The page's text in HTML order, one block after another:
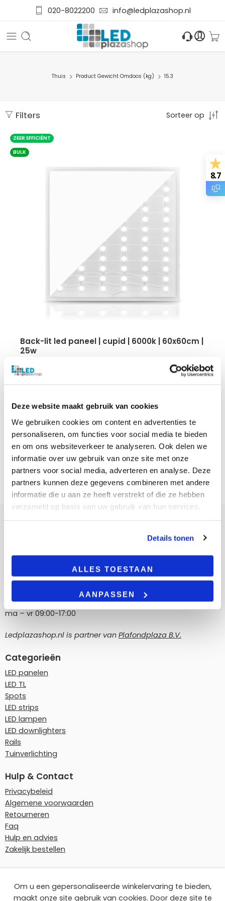
Deze website maakt gebruik van cookies
We gebruiken cookies om content en advertenties te
personaliseren, om functies voor social media te bieden
en om ons websiteverkeer te analyseren. Ook delen we
informatie over uw gebruik van onze site met onze
partners voor social media, adverteren en analyse. Deze
partners kunnen deze gegevens combineren met andere
informatie die u aan ze heeft verstrekt of die ze hebben
verzameld op basis van uw gebruik van hun services.
Details tonen
ALLES TOESTAAN
AANPASSEN
020-8022200 info@ledplazashop.nl
Thuis Product Gewicht Omdoos (kg) 15.3
Filters Sorteer op
ZEER EFFICIËNT
BULK
back-lit led paneel | cupid | 6000k | 60x60cm |
25w
160 lumen per watt
7 jaar garantie
Poortland 186, 1046 BD Amsterdam
info@ledplazashop.nl
ma – vr 09:00-17:00
Ledplazashop.nl is partner van Plafondplaza B.V.
Categorieën
LED panelen
LED TL
Spots
LED strips
LED lampen
LED downlighters
Rails
Tuinverlichting
Hulp & Contact
Privacybeleid
Algemene voorwaarden
Retourneren
Faq
Hulp en advies
Zakelijk bestellen
Om u een gepersonaliseerde winkelervaring te bieden,
maakt onze site gebruik van cookies. Door deze site te
8.7